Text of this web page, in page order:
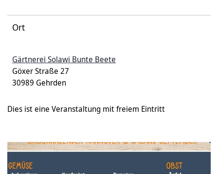
Ort
Gärtnerei Solawi Bunte Beete
Göxer Straße 27
30989 Gehrden
Dies ist eine Veranstaltung mit freiem Eintritt